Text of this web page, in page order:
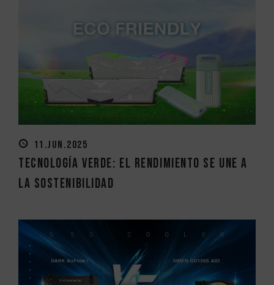
11.JUN.2025
Tecnología verde: El rendimiento se une a
la sostenibilidad